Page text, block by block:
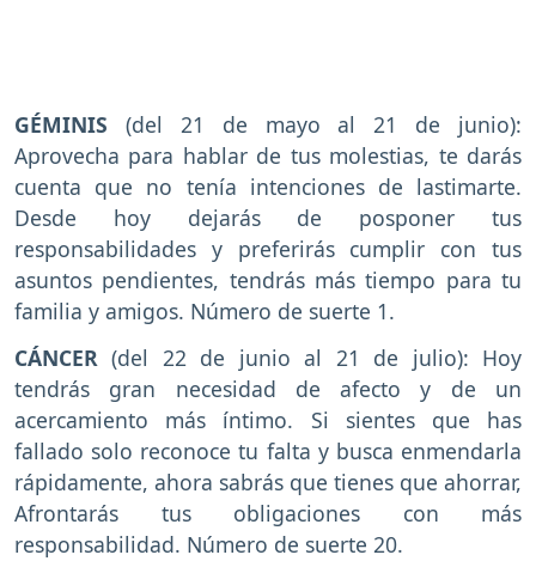
GÉMINIS (del 21 de mayo al 21 de junio):
Aprovecha para hablar de tus molestias, te darás
cuenta que no tenía intenciones de lastimarte.
Desde hoy dejarás de posponer tus
responsabilidades y preferirás cumplir con tus
asuntos pendientes, tendrás más tiempo para tu
familia y amigos. Número de suerte 1.
CÁNCER (del 22 de junio al 21 de julio): Hoy
tendrás gran necesidad de afecto y de un
acercamiento más íntimo. Si sientes que has
fallado solo reconoce tu falta y busca enmendarla
rápidamente, ahora sabrás que tienes que ahorrar,
Afrontarás tus obligaciones con más
responsabilidad. Número de suerte 20.